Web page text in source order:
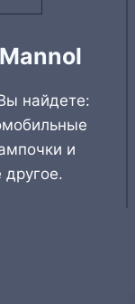
найдете:
и
другое.